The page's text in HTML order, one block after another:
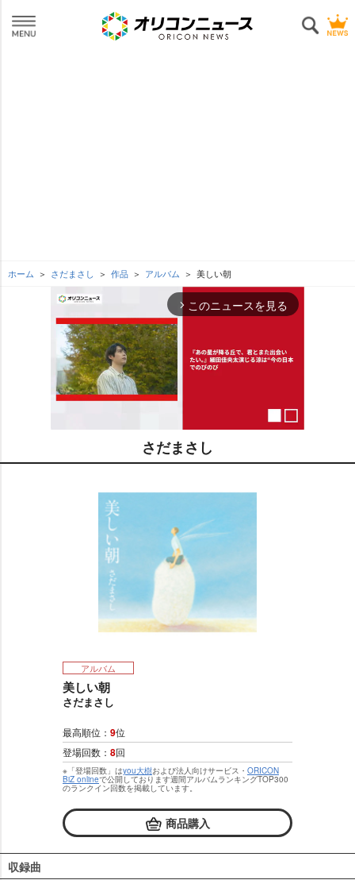
ホーム さだまさし 作品 アルバム 美しい朝
arrow_forward_ios このニュースを見る
さだまさし
アルバム
美しい朝
さだまさし
最高順位： 9位
登場回数： 8回
※「登場回数」はyou大樹および法人向けサービス・ ORICON
BiZ onlineで公開しております週間アルバムランキングTOP300
のランクイン回数を掲載しています。
商品購入
収録曲